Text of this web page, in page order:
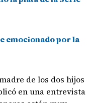
emocionado por la
de los dos hijos
en una entrevista